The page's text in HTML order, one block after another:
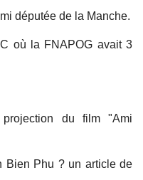
députée de la Manche.
où la FNAPOG avait 3
du film "Ami
Bien Phu ? un article de